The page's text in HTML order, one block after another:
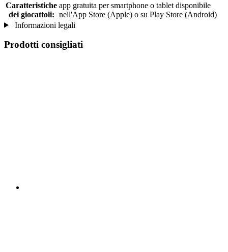
Caratteristiche
dei giocattoli:
app gratuita per smartphone o tablet disponibile
nell'App Store (Apple) o su Play Store (Android)
Informazioni legali
Prodotti consigliati